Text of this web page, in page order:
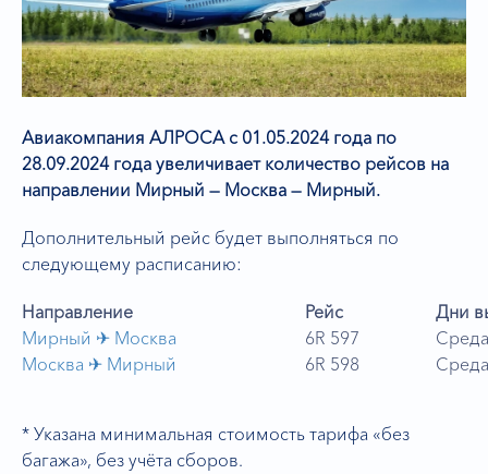
Авиакомпания АЛРОСА с 01.05.2024 года по
28.09.2024 года увеличивает количество рейсов на
направлении Мирный — Москва — Мирный.
Дополнительный рейс будет выполняться по
следующему расписанию:
Направление Рейс
Дни
Мирный ✈︎ Москва
6R 597
Среда
Москва ✈︎ Мирный
6R 598 Среда
* Указана минимальная стоимость тарифа «без
багажа», без учёта сборов.